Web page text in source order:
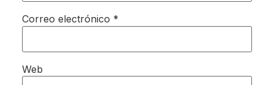
Correo electrónico *
Web